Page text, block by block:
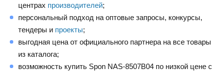
центрах производителей;
персональный подход на оптовые запросы, конкурсы,
тендеры и проекты;
выгодная цена от официального партнера на все товары
из каталога;
возможность купить Spon NAS-8507B04 по низкой цене с